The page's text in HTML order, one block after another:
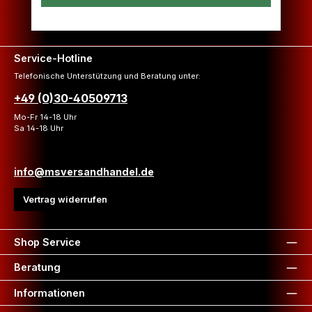
Service-Hotline
Telefonische Unterstützung und Beratung unter:
+49 (0)30-40509713
Mo-Fr 14-18 Uhr
Sa 14-18 Uhr
info@msversandhandel.de
Vertrag widerrufen
Shop Service
Beratung
Informationen